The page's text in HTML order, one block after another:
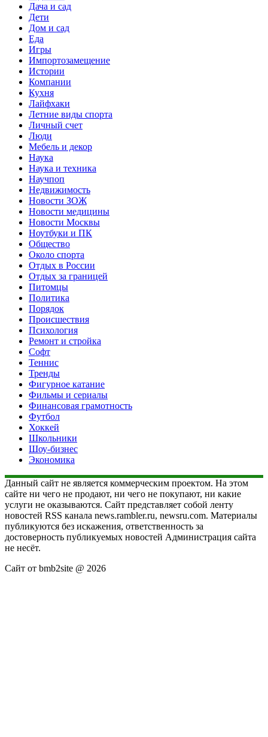
Дача и сад
Дети
Дом и сад
Еда
Игры
Импортозамещение
Истории
Компании
Кухня
Лайфхаки
Летние виды спорта
Личный счет
Люди
Мебель и декор
Наука
Наука и техника
Научпоп
Недвижимость
Новости ЗОЖ
Новости медицины
Новости Москвы
Ноутбуки и ПК
Общество
Около спорта
Отдых в России
Отдых за границей
Питомцы
Политика
Порядок
Происшествия
Психология
Ремонт и стройка
Софт
Теннис
Тренды
Фигурное катание
Фильмы и сериалы
Финансовая грамотность
Футбол
Хоккей
Школьники
Шоу-бизнес
Экономика
Данный сайт не является коммерческим проектом. На этом
сайте ни чего не продают, ни чего не покупают, ни какие
услуги не оказываются. Сайт представляет собой ленту
новостей RSS канала news.rambler.ru, newsru.com. Материалы
публикуются без искажения, ответственность за
достоверность публикуемых новостей Администрация сайта
не несёт.
Сайт от bmb2site @ 2026